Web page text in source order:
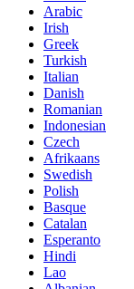
Arabic
Irish
Greek
Turkish
Italian
Danish
Romanian
Indonesian
Czech
Afrikaans
Swedish
Polish
Basque
Catalan
Esperanto
Hindi
Lao